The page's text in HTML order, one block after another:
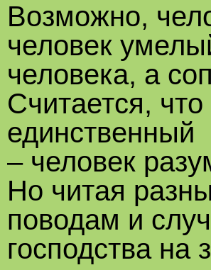
Возможно,
человек
человека, а
Считается,
единственный
– человек
Но читая
поводам и
господства на